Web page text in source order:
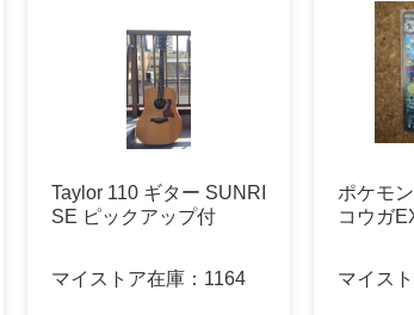
Taylor 110 ギター SUNRI
SE ピックアップ付
マイストア在庫： 1164
ポケモ
コウガ
マイス